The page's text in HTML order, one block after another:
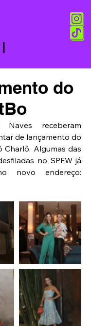
do
receberam
de lançamento do
Charlô. Algumas das
no SPFW já
novo endereço: